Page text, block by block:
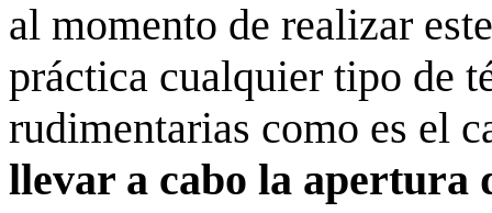
al momento de realizar
práctica cualquier tipo de
rudimentarias como es el
llevar a cabo la apertura